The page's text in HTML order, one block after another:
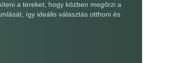
a tereket, hogy közben megőrzi a
így ideális választás otthoni és